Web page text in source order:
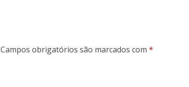
Campos obrigatórios são marcados com *